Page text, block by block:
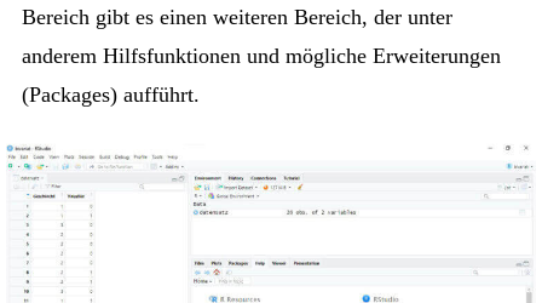
Bereich gibt es einen weiteren Bereich, der unter
anderem Hilfsfunktionen und mögliche Erweiterungen
(Packages) aufführt.